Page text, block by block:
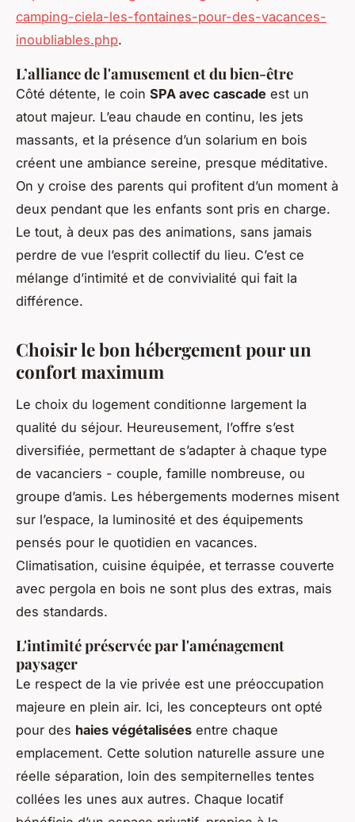
camping-ciela-les-fontaines-pour-des-vacances-
inoubliables.php.
L’alliance de l'amusement et du bien-être
Côté détente, le coin SPA avec cascade est un
atout majeur. L’eau chaude en continu, les jets
massants, et la présence d’un solarium en bois
créent une ambiance sereine, presque méditative.
On y croise des parents qui profitent d’un moment à
deux pendant que les enfants sont pris en charge.
Le tout, à deux pas des animations, sans jamais
perdre de vue l’esprit collectif du lieu. C’est ce
mélange d’intimité et de convivialité qui fait la
différence.
Choisir le bon hébergement pour un
confort maximum
Le choix du logement conditionne largement la
qualité du séjour. Heureusement, l’offre s’est
diversifiée, permettant de s’adapter à chaque type
de vacanciers - couple, famille nombreuse, ou
groupe d’amis. Les hébergements modernes misent
sur l’espace, la luminosité et des équipements
pensés pour le quotidien en vacances.
Climatisation, cuisine équipée, et terrasse couverte
avec pergola en bois ne sont plus des extras, mais
des standards.
L'intimité préservée par l'aménagement
paysager
Le respect de la vie privée est une préoccupation
majeure en plein air. Ici, les concepteurs ont opté
pour des haies végétalisées entre chaque
emplacement. Cette solution naturelle assure une
réelle séparation, loin des sempiternelles tentes
collées les unes aux autres. Chaque locatif